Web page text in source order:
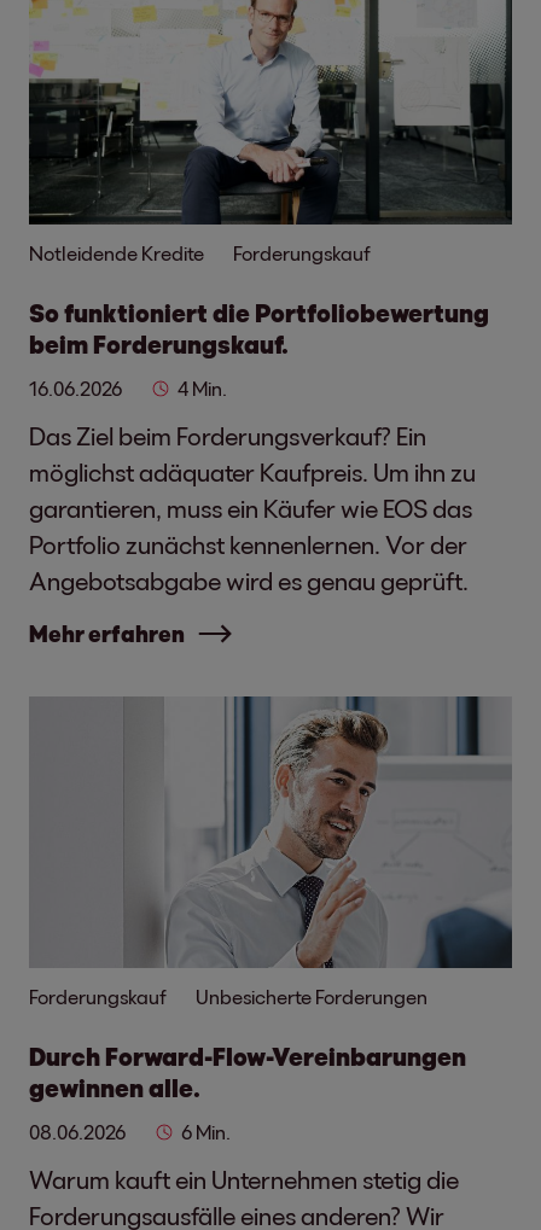
Notleidende Kredite Forderungskauf
So funktioniert die Portfoliobewertung
beim Forderungskauf.
16.06.2026 4 Min.
Das Ziel beim Forderungsverkauf? Ein
möglichst adäquater Kaufpreis. Um ihn zu
garantieren, muss ein Käufer wie EOS das
Portfolio zunächst kennenlernen. Vor der
Angebotsabgabe wird es genau geprüft.
Mehr erfahren
Forderungskauf Unbesicherte Forderungen
Durch Forward-Flow-Vereinbarungen
gewinnen alle.
08.06.2026 6 Min.
Warum kauft ein Unternehmen stetig die
Forderungsausfälle eines anderen? Wir